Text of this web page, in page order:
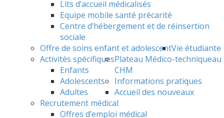
Lits d’accueil médicalisés
Equipe mobile santé précarité
Centre d’hébergement et de réinsertion
sociale
Offre de soins enfant et adolescent
Activités spécifiques
Enfants
Adolescents
Adultes
Plateau Médico-technique
Recrutement médical
Offres d’emploi médical
Vie étudiante
au
CHM
Informations pratiques
Accueil des nouveaux